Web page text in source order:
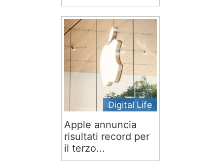
Digital Life
Apple annuncia
risultati record per
il terzo...